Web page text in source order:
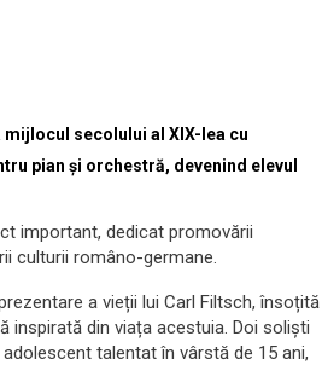
secolului al XIX-lea cu
pian și orchestră, devenind elevul
important, dedicat promovării
culturii româno-germane.
a vieții lui Carl Filtsch, însoțită
din viața acestuia. Doi soliști
adolescent talentat în vârstă de 15 ani,